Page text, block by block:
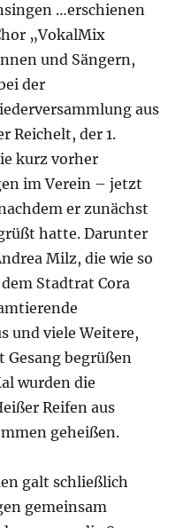
…erschienen
„VokalMix
und Sängern,
der
aus
Reichelt, der 1.
kurz vorher
im Verein – jetzt
er zunächst
hatte. Darunter
Milz, die wie so
Stadtrat Cora
und viele Weitere,
begrüßen
wurden die
Reifen aus
geheißen.
galt schließlich
gemeinsam